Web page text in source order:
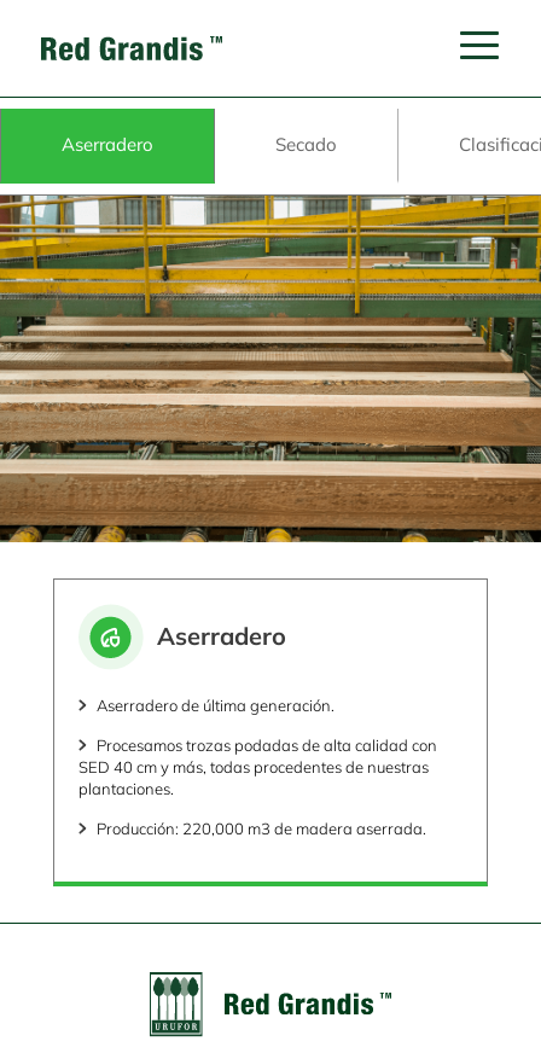
Aserradero Secado
Aserradero
Aserradero de última generación.
Procesamos trozas podadas de alta calidad con
SED 40 cm y más, todas procedentes de nuestras
plantaciones.
Producción: 220,000 m3 de madera aserrada.